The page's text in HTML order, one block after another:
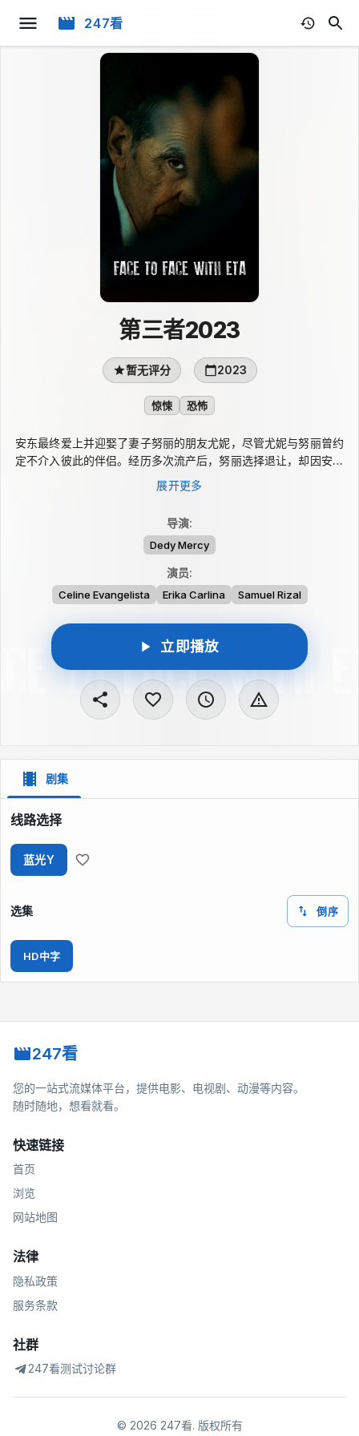
247看
第三者2023
暂无评分 2023
惊悚 恐怖
安东最终爱上并迎娶了妻子努丽的朋友尤妮，尽管尤妮与努丽曾约
定不介入彼此的伴侣。经历多次流产后，努丽选择退让，却因安东
未能履行公平承诺而心生失望。怀孕的尤妮随后被超自然恐怖纠
缠，身体日渐虚弱，还与布德发生冲突。安东外出时，她请努丽照
妮和未出生的孩子。
展开更多
导演:
Dedy Mercy
演员:
Celine Evangelista Erika Carlina Samuel Rizal
立即播放
剧集
线路选择
蓝光Y
选集 倒序
HD中字
247看
您的一站式流媒体平台，提供电影、电视剧、动漫等内容。
随时随地，想看就看。
快速链接
首页
浏览
网站地图
法律
隐私政策
服务条款
社群
247看测试讨论群
© 2026 247看. 版权所有